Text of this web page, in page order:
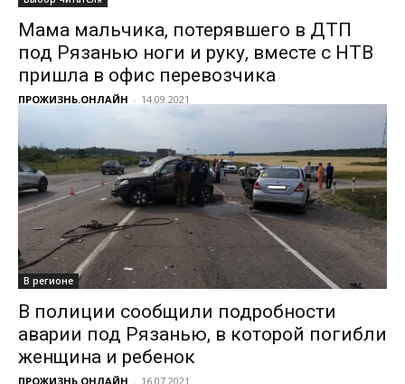
Мама мальчика, потерявшего в ДТП
под Рязанью ноги и руку, вместе с НТВ
пришла в офис перевозчика
ПРОЖИЗНЬ.ОНЛАЙН - 14.09.2021
В регионе
В полиции сообщили подробности
аварии под Рязанью, в которой погибли
женщина и ребенок
ПРОЖИЗНЬ.ОНЛАЙН - 16.07.2021